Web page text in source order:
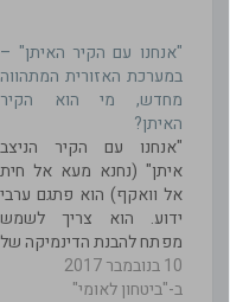
"אנחנו עם הקיר האיתן" –
במערכת האזורית המתהווה
מחדש, מי הוא הקיר
האיתן?
"אנחנו עם הקיר הניצב
איתן" (נחנא מעא אל חית
אל וואקף) הוא פתגם ערבי
ידוע. הוא צריך לשמש
מפתח להבנת הדינמיקה של
מסכת השיקולים המנחים
את השחקנים באזורנו,
10 בנובמבר 2017
ב-"ביטחון לאומי"